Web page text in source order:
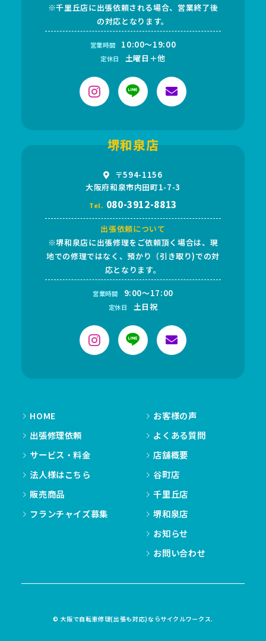
※千里丘店に出張依頼される場合、営業終了後
の対応となります。
営業時間 10:00～19:00
定休日 土曜日＋他
堺和泉店
〒594-1156
大阪府和泉市内田町1-7-3
Tel. 080-3912-8813
出張依頼について
※堺和泉店に出張修理をご依頼頂く場合は、現
地での修理ではなく、預かり（引き取り)での対
応となります。
営業時間 9:00～17:00
定休日 土日祝
HOME
出張修理依頼
サービス・料金
法人様はこちら
販売商品
フランチャイズ募集
お客様の声
よくある質問
店舗概要
谷町店
千里丘店
堺和泉店
お知らせ
お問い合わせ
© 大阪で自転車修理(出張も対応)ならサイクルワークス.